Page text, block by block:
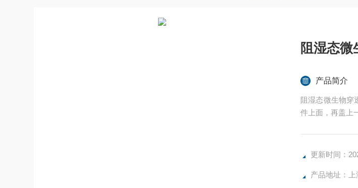
阻湿态
产品简介
阻湿态微生物穿
件上面，再盖上
更新时间：
产品地址：上